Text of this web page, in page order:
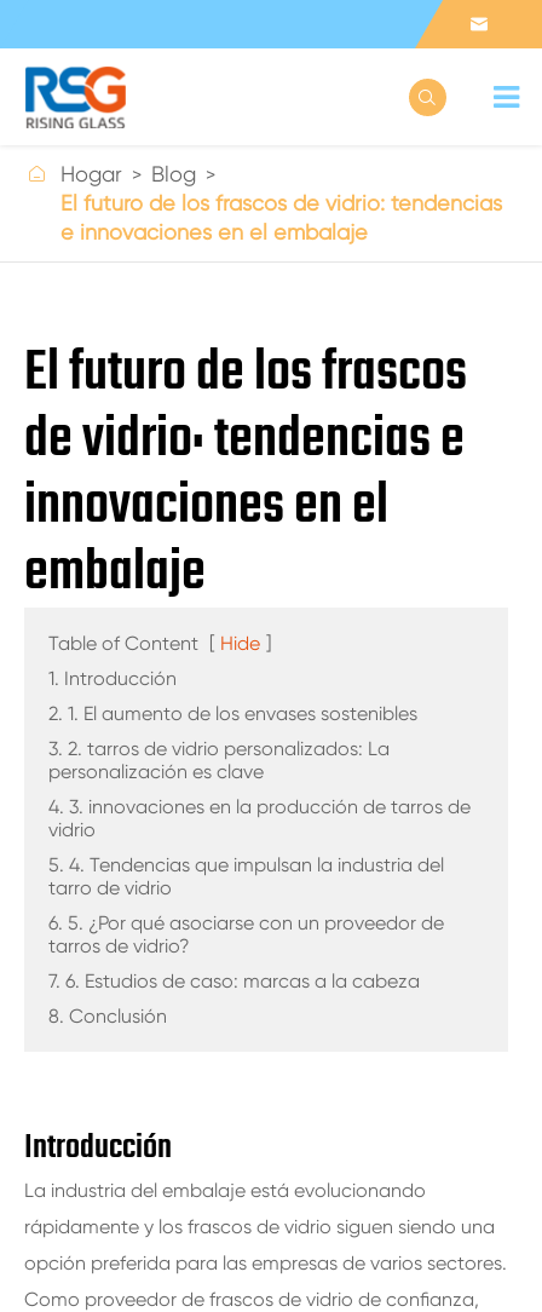


 Hogar
Blog
El futuro de los frascos de vidrio: tendencias
e innovaciones en el embalaje
El futuro de los frascos
de vidrio: tendencias e
innovaciones en el
embalaje
Table of Content [ Hide ]
1. Introducción
2. 1. El aumento de los envases sostenibles
3. 2. tarros de vidrio personalizados: La
personalización es clave
4. 3. innovaciones en la producción de tarros de
vidrio
5. 4. Tendencias que impulsan la industria del
tarro de vidrio
6. 5. ¿Por qué asociarse con un proveedor de
tarros de vidrio?
7. 6. Estudios de caso: marcas a la cabeza
8. Conclusión
Introducción
La industria del embalaje está evolucionando
rápidamente y los frascos de vidrio siguen siendo una
opción preferida para las empresas de varios sectores.
Como proveedor de frascos de vidrio de confianza,